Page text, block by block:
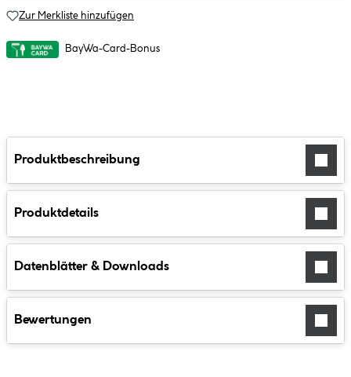
Zur Merkliste hinzufügen
BayWa-Card-Bonus
Produktbeschreibung
Produktdetails
Datenblätter & Downloads
Bewertungen